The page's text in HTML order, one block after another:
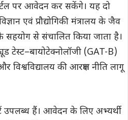
पर आवेदन कर सकेंगे। यह दो
एवं प्रौद्योगिकी मंत्रालय के जैव
के सहयोग से संचालित किया जाता है।
टेस्ट–बायोटेक्नोलॉजी (GAT-B)
की आरक्षण नीति लागू
हैं। आवेदन के लिए अभ्यर्थी